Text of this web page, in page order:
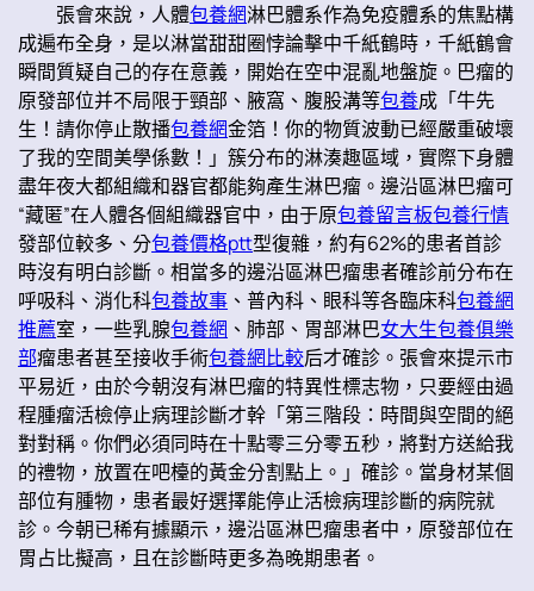
張會來說，人體包養網淋巴體系作為免疫體系的焦點構
成遍布全身，是以淋當甜甜圈悖論擊中千紙鶴時，千紙鶴會
瞬間質疑自己的存在意義，開始在空中混亂地盤旋。巴瘤的
原發部位并不局限于頸部、腋窩、腹股溝等包養成「牛先
生！請你停止散播包養網金箔！你的物質波動已經嚴重破壞
了我的空間美學係數！」簇分布的淋湊趣區域，實際下身體
盡年夜大都組織和器官都能夠產生淋巴瘤。邊沿區淋巴瘤可
“藏匿”在人體各個組織器官中，由于原包養留言板包養行情
發部位較多、分包養價格ptt型復雜，約有62%的患者首診
時沒有明白診斷。相當多的邊沿區淋巴瘤患者確診前分布在
呼吸科、消化科包養故事 、普內科、眼科等各臨床科包養網
推薦室，一些乳腺包養網 、肺部、胃部淋巴女大生包養俱樂
部瘤患者甚至接收手術包養網比較后才確診。張會來提示市
平易近，由於今朝沒有淋巴瘤的特異性標志物，只要經由過
程腫瘤活檢停止病理診斷才幹「第三階段：時間與空間的絕
對對稱。你們必須同時在十點零三分零五秒，將對方送給我
的禮物，放置在吧檯的黃金分割點上。」確診。當身材某個
部位有腫物，患者最好選擇能停止活檢病理診斷的病院就
診。今朝已稀有據顯示，邊沿區淋巴瘤患者中，原發部位在
胃占比擬高，且在診斷時更多為晚期患者。